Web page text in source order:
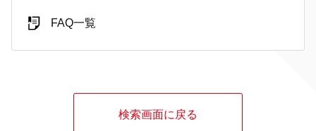
FAQ一覧
検索画面に戻る